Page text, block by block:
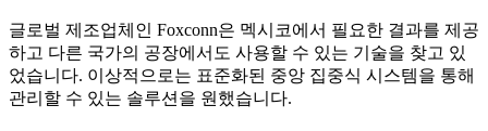
글로벌 제조업체인 Foxconn은 멕시코에서 필요한 결과를 제공
하고 다른 국가의 공장에서도 사용할 수 있는 기술을 찾고 있
었습니다. 이상적으로는 표준화된 중앙 집중식 시스템을 통해
관리할 수 있는 솔루션을 원했습니다.